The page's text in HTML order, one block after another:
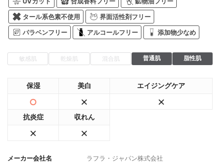
タール系色素不使用 界面活性剤フリー
パラベンフリー アルコールフリー 添加物少なめ
敏感肌 乾燥肌 混合肌 普通肌 脂性肌
保湿 美白 エイジングケア
抗炎症 収れん
メーカー会社名
ラフラ・ジャパン株式会社